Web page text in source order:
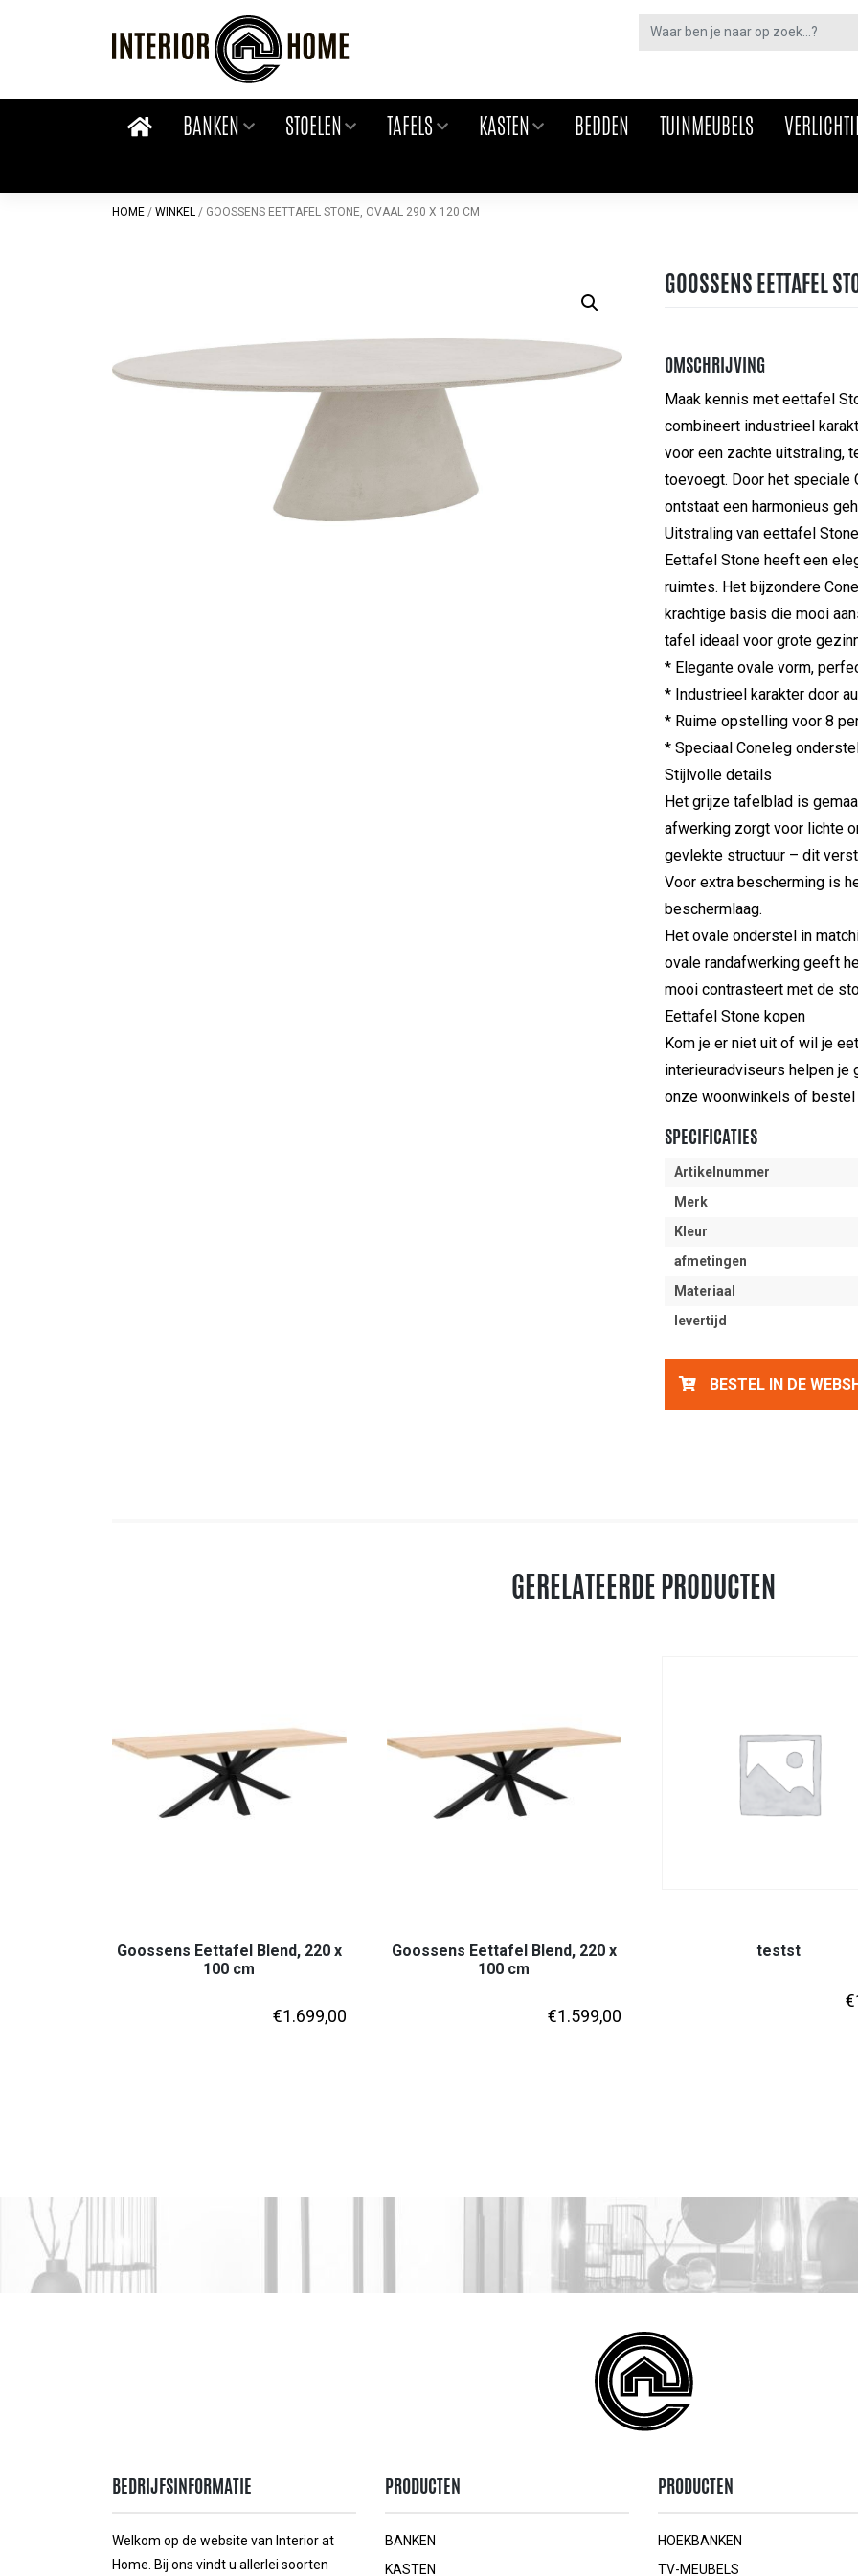
BANKEN STOELEN TAFELS KASTEN BEDDEN TUINMEUBELS
HOME / WINKEL / GOOSSENS EETTAFEL STONE, OVAAL 290 X 120 CM
GOOSSENS EETTAFEL
OMSCHRIJVING
Maak kennis met eettafel
combineert industrieel
voor een zachte uitstraling,
toevoegt. Door het speciale
ontstaat een harmonieus
Uitstraling van eettafel Stone
Eettafel Stone heeft een
ruimtes. Het bijzondere
krachtige basis die mooi
tafel ideaal voor grote
* Elegante ovale vorm,
* Industrieel karakter door
* Ruime opstelling voor 8
* Speciaal Coneleg
Stijlvolle details
Het grijze tafelblad is
afwerking zorgt voor lichte
gevlekte structuur – dit
Voor extra bescherming is
beschermlaag.
Het ovale onderstel in
ovale randafwerking geeft
mooi contrasteert met de
Eettafel Stone kopen
Kom je er niet uit of wil je
interieuradviseurs helpen je
onze woonwinkels of bestel
SPECIFICATIES
Artikelnummer
Merk
Kleur
afmetingen
Materiaal
levertijd
BESTEL IN DE
GERELATEERDE PRODUCTEN
Goossens Eettafel Blend, 220 x
100 cm
€1.699,00
Goossens Eettafel Blend, 220 x
100 cm
€1.599,00
testst
€
BEDRIJFSINFORMATIE
Welkom op de website van Interior at
Home. Bij ons vindt u allerlei soorten
PRODUCTEN
BANKEN
KASTEN
PRODUCTEN
HOEKBANKEN
TV-MEUBELS